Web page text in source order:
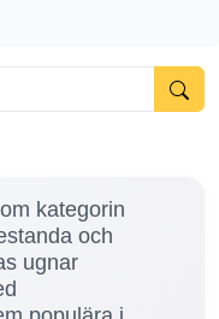
kategorin
och
ugnar